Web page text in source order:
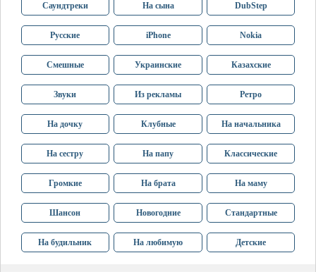
Саундтреки На сына DubStep
Русские iPhone Nokia
Смешные Украинские Казахские
Звуки Из рекламы Ретро
На дочку Клубные На начальника
На сестру На папу Классические
Громкие На брата На маму
Шансон Новогодние Стандартные
На будильник На любимую Детские